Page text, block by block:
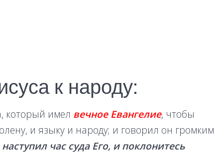
к народу:
который имел вечное Евангелие, чтобы
и языку и народу; и говорил он громким
час суда Его, и поклонитесь